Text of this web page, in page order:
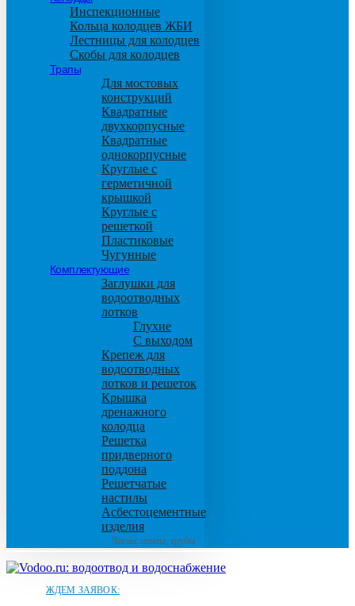
Инспекционные
Кольца колодцев ЖБИ
Лестницы для колодцев
Скобы для колодцев
Трапы
Для мостовых
конструкций
Квадратные
двухкорпусные
Квадратные
однокорпусные
Круглые с
герметичной
крышкой
Круглые с
решеткой
Пластиковые
Чугунные
Комплектующие
Заглушки для
водоотводных
лотков
Глухие
С выходом
Крепеж для
водоотводных
лотков и решеток
Крышка
дренажного
колодца
Решетка
придверного
поддона
Решетчатые
настилы
Асбестоцементные
изделия
Листы, плиты, трубы
ЖДЕМ ЗАЯВОК: